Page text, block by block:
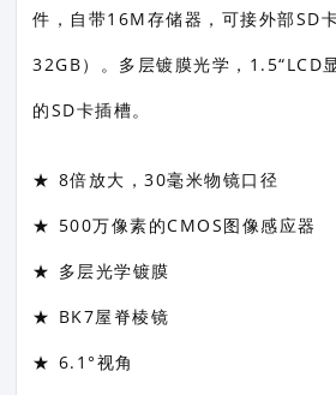
件，自带16M存储器，可接外部SD
32GB）。多层镀膜光学，1.5“LCD
的SD卡插槽。
★ 8倍放大，30毫米物镜口径
★ 500万像素的CMOS图像感应器
★ 多层光学镀膜
★ BK7屋脊棱镜
★ 6.1°视角